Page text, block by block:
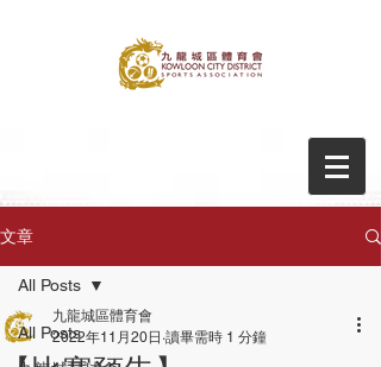
文章
All Posts
All Posts
九龍城區體育會
2022年11月20日 讀畢需時 1 分鐘